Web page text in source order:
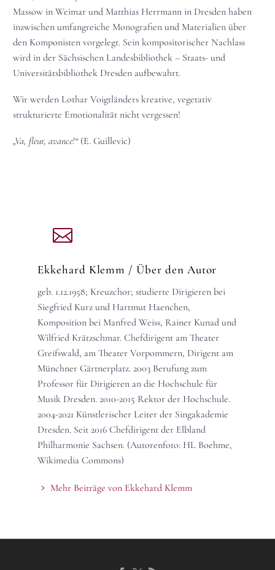
Massow in Weimar und Matthias Herrmann in Dresden haben
inzwischen umfangreiche Monografien und Materialien über
den Komponisten vorgelegt. Sein kompositorischer Nachlass
wird in der Sächsischen Landesbibliothek – Staats- und
Universitätsbibliothek Dresden aufbewahrt.
Wir werden Lothar Voigtländers kreative, vegetativ
strukturierte Emotionalität nicht vergessen!
„Va, fleur, avance!“(E. Guillevic)
Ekkehard Klemm / Über den Autor
geb. 1.12.1958; Kreuzchor; studierte Dirigieren bei
Siegfried Kurz und Hartmut Haenchen,
Komposition bei Manfred Weiss, Rainer Kunad und
Wilfried Krätzschmar. Chefdirigent am Theater
Greifswald, am Theater Vorpommern, Dirigent am
Münchner Gärtnerplatz. 2003 Berufung zum
Professor für Dirigieren an die Hochschule für
Musik Dresden. 2010-2015 Rektor der Hochschule.
2004-2021 Künstlerischer Leiter der Singakademie
Dresden. Seit 2016 Chefdirigent der Elbland
Philharmonie Sachsen. (Autorenfoto: HL Boehme,
Wikimedia Commons)
Mehr Beiträge von Ekkehard Klemm